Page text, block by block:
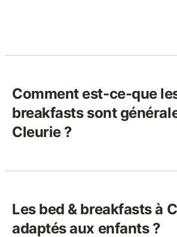
Comment est-ce-que
breakfasts sont
Cleurie ?
Les bed & breakfasts à
adaptés aux enfants ?